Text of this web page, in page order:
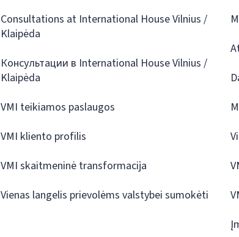
Consultations at International House Vilnius /
Klaipėda
Консультации в International House Vilnius /
Klaipėda
VMI teikiamos paslaugos
VMI kliento profilis
VMI skaitmeninė transformacija
Vienas langelis prievolėms valstybei sumokėti